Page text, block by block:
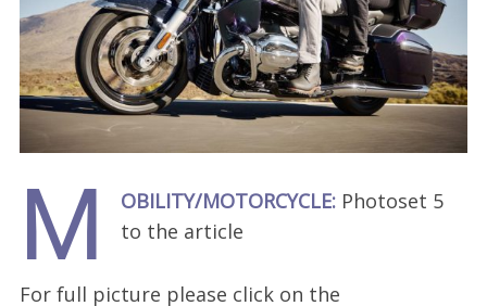
M OBILITY/MOTORCYCLE:Photoset 5
to the article
For full picture please click on the